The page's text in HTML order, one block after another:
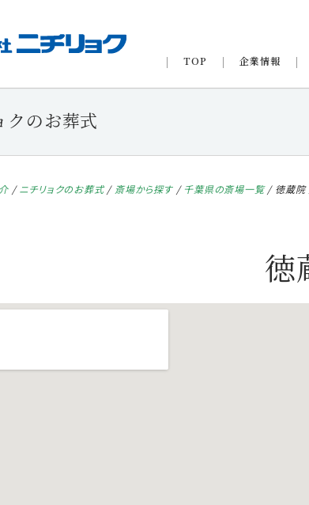
TOP 企業情報
クのお葬式
/ニチリョクのお葬式/ 斎場から探す/ 千葉県の斎場一覧/ 徳蔵院
徳